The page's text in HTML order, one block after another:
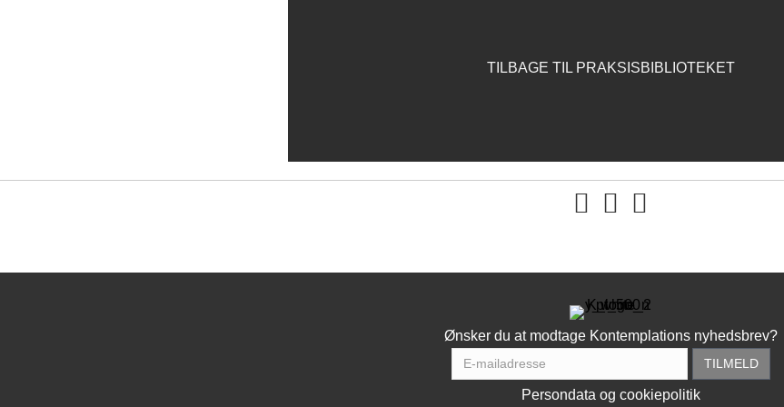
TILBAGE TIL PRAKSISBIBLIOTEKET
You tube
Ønsker du at modtage Kontemplations nyhedsbrev?
Persondata og cookiepolitik